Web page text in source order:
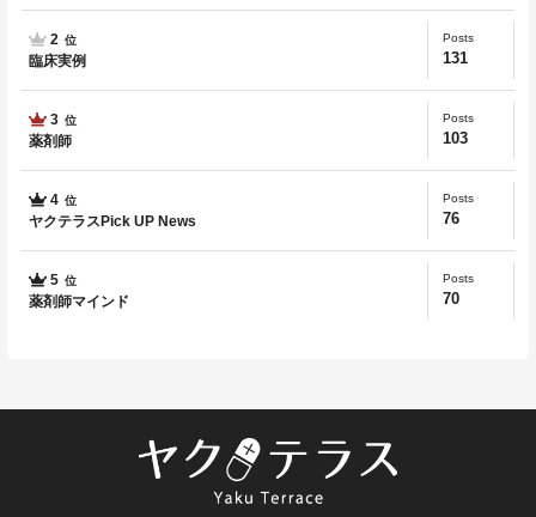
2 位
臨床実例
Posts
131
3 位
薬剤師
Posts
103
4 位
ヤクテラスPick UP News
Posts
76
5 位
薬剤師マインド
Posts
70